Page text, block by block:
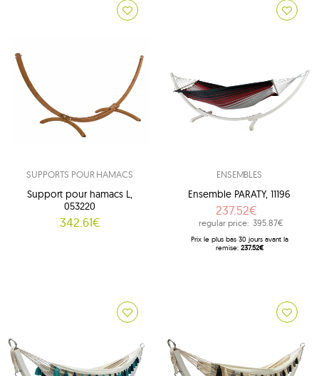
SUPPORTS POUR HAMACS
Support pour hamacs L,
053220
342.61€
ENSEMBLES
Ensemble PARATY, 11196
237.52€
regular price: 395.87€
Prix ​​le plus bas 30 jours avant la
remise: 237.52€